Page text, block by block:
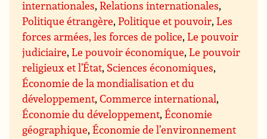
internationales,Relations internationales,
Politique étrangère,Politique et pouvoir,Les
forces armées, les forces de police,Le pouvoir
judiciaire,Le pouvoir économique,Le pouvoir
religieux et l’État, Sciences économiques,
Économie de la mondialisation et du
développement,Commerce international,
Économie du développement,Économie
géographique,Économie de l’environnement